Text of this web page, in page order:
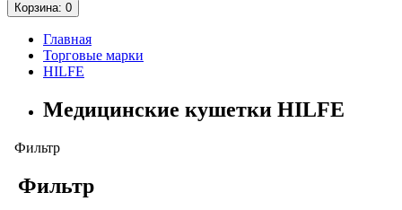
Корзина: 0
Главная
Торговые марки
HILFE
Медицинские кушетки HILFE
Фильтр
Фильтр